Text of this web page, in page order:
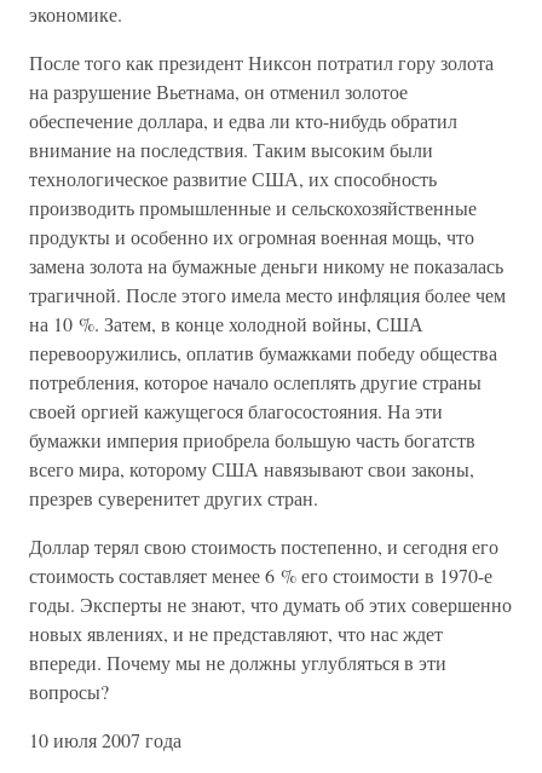
экономике.
После того как президент Никсон потратил гору золота
на разрушение Вьетнама, он отменил золотое
обеспечение доллара, и едва ли кто-нибудь обратил
внимание на последствия. Таким высоким были
технологическое развитие США, их способность
производить промышленные и сельскохозяйственные
продукты и особенно их огромная военная мощь, что
замена золота на бумажные деньги никому не показалась
трагичной. После этого имела место инфляция более чем
на 10 %. Затем, в конце холодной войны, США
перевооружились, оплатив бумажками победу общества
потребления, которое начало ослеплять другие страны
своей оргией кажущегося благосостояния. На эти
бумажки империя приобрела большую часть богатств
всего мира, которому США навязывают свои законы,
презрев суверенитет других стран.
Доллар терял свою стоимость постепенно, и сегодня его
стоимость составляет менее 6 % его стоимости в 1970-е
годы. Эксперты не знают, что думать об этих совершенно
новых явлениях, и не представляют, что нас ждет
впереди. Почему мы не должны углубляться в эти
вопросы?
10 июля 2007 года